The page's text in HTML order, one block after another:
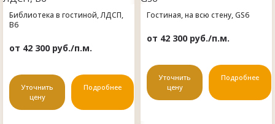
Библиотека в гостиной, ЛДСП,
B6
от 42 300 руб./п.м.
Уточнить
цену
Подробнее
Гостиная, на всю стену, GS6
от 42 300 руб./п.м.
Уточнить
цену
Подробнее